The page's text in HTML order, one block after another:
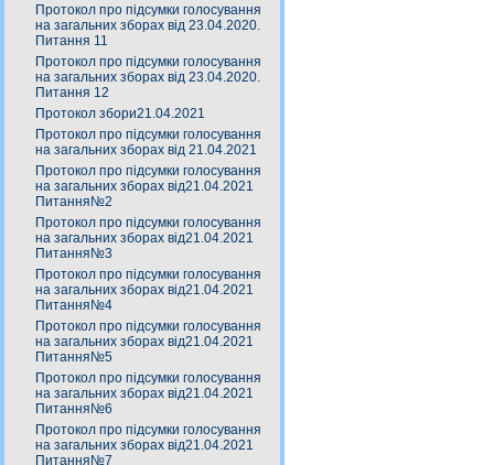
Протокол про підсумки голосування
на загальних зборах від 23.04.2020.
Питання 11
Протокол про підсумки голосування
на загальних зборах від 23.04.2020.
Питання 12
Протокол збори21.04.2021
Протокол про підсумки голосування
на загальних зборах від 21.04.2021
Протокол про підсумки голосування
на загальних зборах від21.04.2021
Питання№2
Протокол про підсумки голосування
на загальних зборах від21.04.2021
Питання№3
Протокол про підсумки голосування
на загальних зборах від21.04.2021
Питання№4
Протокол про підсумки голосування
на загальних зборах від21.04.2021
Питання№5
Протокол про підсумки голосування
на загальних зборах від21.04.2021
Питання№6
Протокол про підсумки голосування
на загальних зборах від21.04.2021
Питання№7